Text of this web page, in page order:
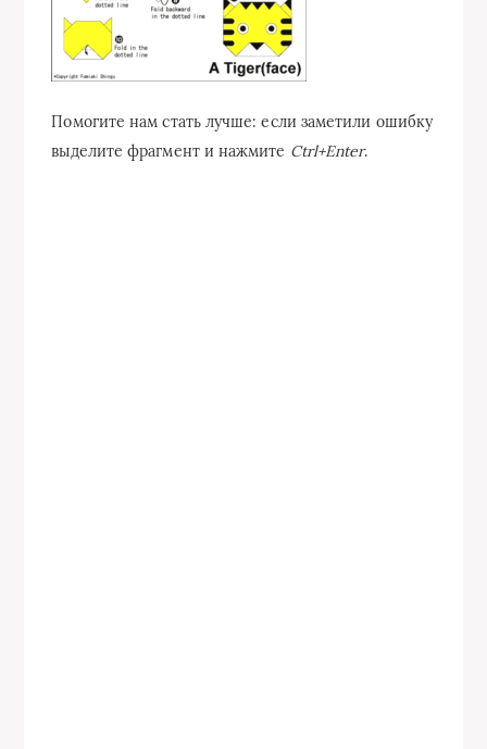
Помогите нам стать лучше: если заметили ошибку
выделите фрагмент и нажмите Ctrl+Enter.